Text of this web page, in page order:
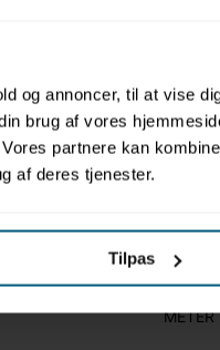
og annoncer, til at vise
brug af vores
partnere kan
af deres tjenester.
Tilpas
0,00
METER